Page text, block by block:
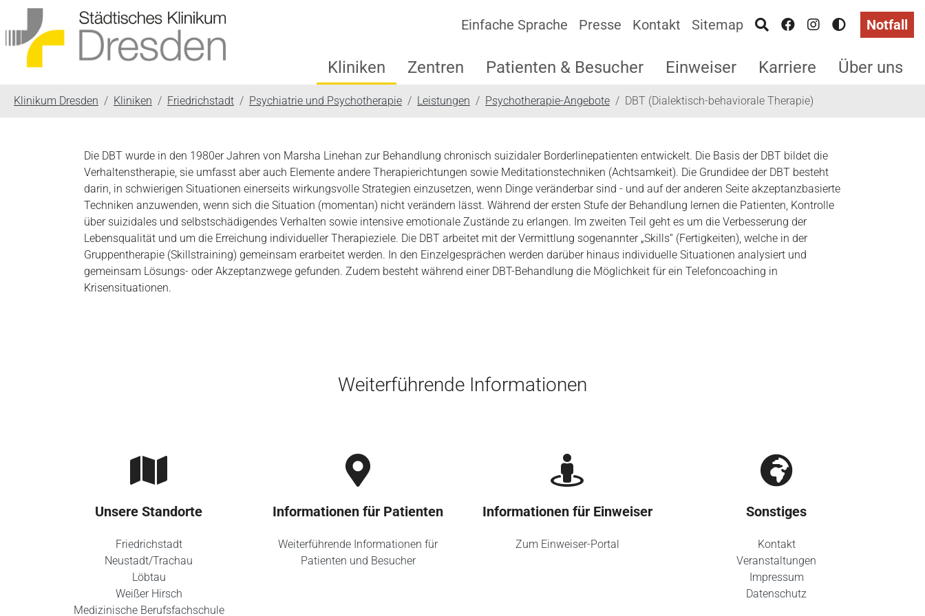
Einfache Sprache Presse Kontakt Sitemap Notfall
Kliniken Zentren Patienten & Besucher Einweiser Karriere Über uns
Klinikum Dresden Kliniken Friedrichstadt Psychiatrie und Psychotherapie Leistungen Psychotherapie-Angebote DBT (Dialektisch-behaviorale Therapie)
Die DBT wurde in den 1980er Jahren von Marsha Linehan zur Behandlung chronisch suizidaler Borderlinepatienten entwickelt. Die Basis der DBT bildet die
Verhaltenstherapie, sie umfasst aber auch Elemente andere Therapierichtungen sowie Meditationstechniken (Achtsamkeit). Die Grundidee der DBT besteht
darin, in schwierigen Situationen einerseits wirkungsvolle Strategien einzusetzen, wenn Dinge veränderbar sind - und auf der anderen Seite akzeptanzbasierte
Techniken anzuwenden, wenn sich die Situation (momentan) nicht verändern lässt. Während der ersten Stufe der Behandlung lernen die Patienten, Kontrolle
über suizidales und selbstschädigendes Verhalten sowie intensive emotionale Zustände zu erlangen. Im zweiten Teil geht es um die Verbesserung der
Lebensqualität und um die Erreichung individueller Therapieziele. Die DBT arbeitet mit der Vermittlung sogenannter „Skills“ (Fertigkeiten), welche in der
Gruppentherapie (Skillstraining) gemeinsam erarbeitet werden. In den Einzelgesprächen werden darüber hinaus individuelle Situationen analysiert und
gemeinsam Lösungs- oder Akzeptanzwege gefunden. Zudem besteht während einer DBT-Behandlung die Möglichkeit für ein Telefoncoaching in
Krisensituationen.
Weiterführende Informationen
Unsere Standorte
Friedrichstadt
Neustadt/Trachau
Löbtau
Weißer Hirsch
Medizinische Berufsfachschule
Informationen für Patienten
Weiterführende Informationen für
Patienten und Besucher
Informationen für Einweiser
Zum Einweiser-Portal
Sonstiges
Kontakt
Veranstaltungen
Impressum
Datenschutz